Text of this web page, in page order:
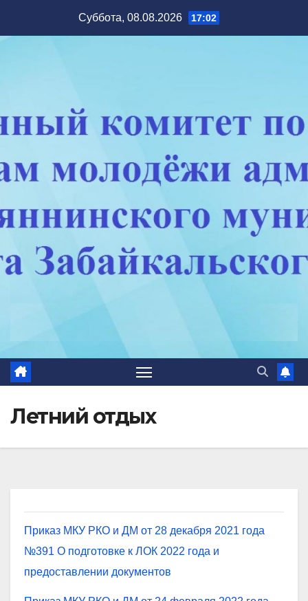
Суббота, 08.08.2026 17:02
Летний отдых
Приказ МКУ РКО и ДМ от 28 декабря 2021 года
№391 О подготовке к ЛОК 2022 года и
предоставлении документов